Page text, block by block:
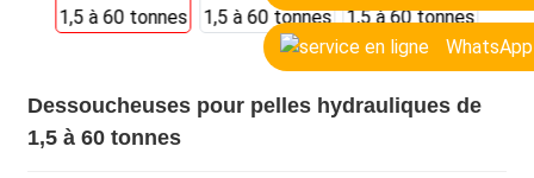
WhatsApp
Dessoucheuses pour pelles hydrauliques de
1,5 à 60 tonnes